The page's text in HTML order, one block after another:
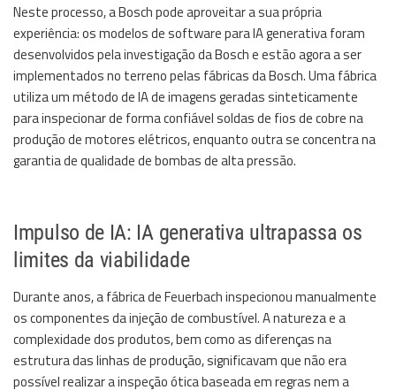
Neste processo, a Bosch pode aproveitar a sua própria
experiência: os modelos de software para IA generativa foram
desenvolvidos pela investigação da Bosch e estão agora a ser
implementados no terreno pelas fábricas da Bosch. Uma fábrica
utiliza um método de IA de imagens geradas sinteticamente
para inspecionar de forma confiável soldas de fios de cobre na
produção de motores elétricos, enquanto outra se concentra na
garantia de qualidade de bombas de alta pressão.
Impulso de IA: IA generativa ultrapassa os
limites da viabilidade
Durante anos, a fábrica de Feuerbach inspecionou manualmente
os componentes da injeção de combustível. A natureza e a
complexidade dos produtos, bem como as diferenças na
estrutura das linhas de produção, significavam que não era
possível realizar a inspeção ótica baseada em regras nem a